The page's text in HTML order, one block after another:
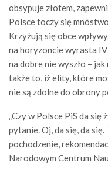
obsypuje złotem,
Polsce toczy się
Krzyżują się obce
na horyzoncie wyrasta IV
na dobre nie wyszło –
także to, iż elity, które
nie są zdolne do obrony
„Czy w Polsce PiS da się
pytanie. Oj, da się, da
pochodzenie,
Narodowym Centrum